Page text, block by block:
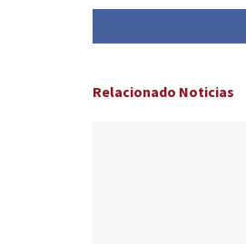
Relacionado Noticias